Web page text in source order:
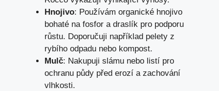
Hnojivo: Používám organické hnojivo
bohaté na fosfor a draslík pro podporu
růstu. Doporučuji například pelety z
rybího odpadu nebo kompost.
Mulč: Nakupuji slámu nebo listí pro
ochranu půdy před erozí a zachování
vlhkosti.